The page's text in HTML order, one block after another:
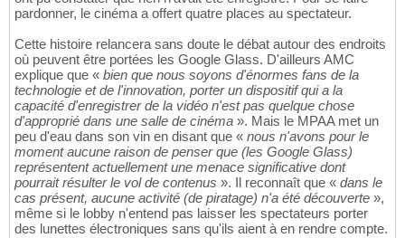
pardonner, le cinéma a offert quatre places au spectateur.
Cette histoire relancera sans doute le débat autour des endroits
où peuvent être portées les Google Glass. D'ailleurs AMC
explique que « bien que nous soyons d'énormes fans de la
technologie et de l'innovation, porter un dispositif qui a la
capacité d'enregistrer de la vidéo n'est pas quelque chose
d'approprié dans une salle de cinéma ». Mais le MPAA met un
peu d'eau dans son vin en disant que « nous n'avons pour le
moment aucune raison de penser que (les Google Glass)
représentent actuellement une menace significative dont
pourrait résulter le vol de contenus ». Il reconnaît que « dans le
cas présent, aucune activité (de piratage) n'a été découverte »,
même si le lobby n'entend pas laisser les spectateurs porter
des lunettes électroniques sans qu'ils aient à en rendre compte.